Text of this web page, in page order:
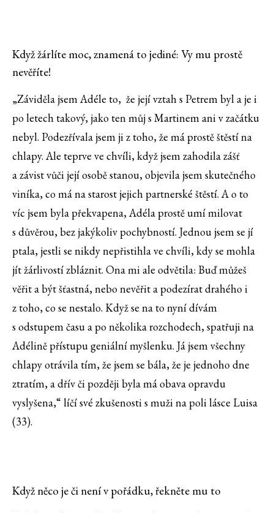
Když žárlíte moc, znamená to jediné: Vy mu prostě
nevěříte!
„Záviděla jsem Adéle to, že její vztah s Petrem byl a je i
po letech takový, jako ten můj s Martinem ani v začátku
nebyl. Podezřívala jsem ji z toho, že má prostě štěstí na
chlapy. Ale teprve ve chvíli, když jsem zahodila zášť
a závist vůči její osobě stanou, objevila jsem skutečného
viníka, co má na starost jejich partnerské štěstí. A o to
víc jsem byla překvapena, Adéla prostě umí milovat
s důvěrou, bez jakýkoliv pochybností. Jednou jsem se jí
ptala, jestli se nikdy nepřistihla ve chvíli, kdy se mohla
jít žárlivostí zbláznit. Ona mi ale odvětila: Buď můžeš
věřit a být šťastná, nebo nevěřit a podezírat drahého i
z toho, co se nestalo. Když se na to nyní dívám
s odstupem času a po několika rozchodech, spatřuji na
Adélině přístupu geniální myšlenku. Já jsem všechny
chlapy otrávila tím, že jsem se bála, že je jednoho dne
ztratím, a dřív či později byla má obava opravdu
vyslyšena,“ líčí své zkušenosti s muži na poli lásce Luisa
(33).
Když něco je či není v pořádku, řekněte mu to